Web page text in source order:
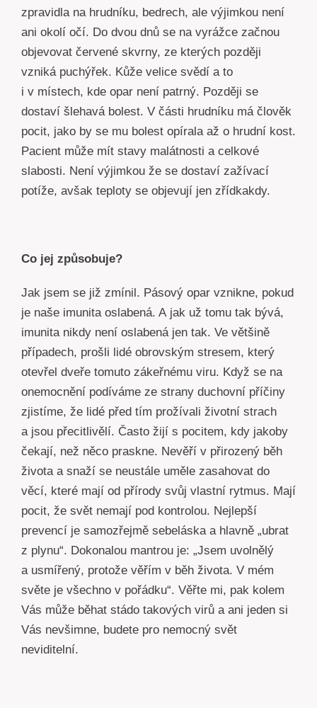
zpravidla na hrudníku, bedrech, ale výjimkou není
ani okolí očí. Do dvou dnů se na vyrážce začnou
objevovat červené skvrny, ze kterých později
vzniká puchýřek. Kůže velice svědí a to
i v místech, kde opar není patrný. Později se
dostaví šlehavá bolest. V části hrudníku má člověk
pocit, jako by se mu bolest opírala až o hrudní kost.
Pacient může mít stavy malátnosti a celkové
slabosti. Není výjimkou že se dostaví zažívací
potíže, avšak teploty se objevují jen zřídkakdy.
Co jej způsobuje?
Jak jsem se již zmínil. Pásový opar vznikne, pokud
je naše imunita oslabená. A jak už tomu tak bývá,
imunita nikdy není oslabená jen tak. Ve většině
případech, prošli lidé obrovským stresem, který
otevřel dveře tomuto zákeřnému viru. Když se na
onemocnění podíváme ze strany duchovní příčiny
zjistíme, že lidé před tím prožívali životní strach
a jsou přecitlivělí. Často žijí s pocitem, kdy jakoby
čekají, než něco praskne. Nevěří v přirozený běh
života a snaží se neustále uměle zasahovat do
věcí, které mají od přírody svůj vlastní rytmus. Mají
pocit, že svět nemají pod kontrolou. Nejlepší
prevencí je samozřejmě sebeláska a hlavně „ubrat
z plynu“. Dokonalou mantrou je: „Jsem uvolnělý
a usmířený, protože věřím v běh života. V mém
světe je všechno v pořádku“. Věřte mi, pak kolem
Vás může běhat stádo takových virů a ani jeden si
Vás nevšimne, budete pro nemocný svět
neviditelní.